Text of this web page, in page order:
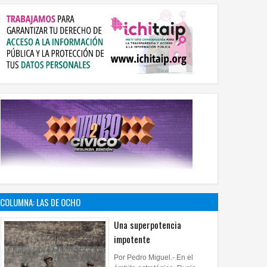
COLUMNA: LAS DE OCHO
Una superpotencia
impotente
Por Pedro Miguel.- En el